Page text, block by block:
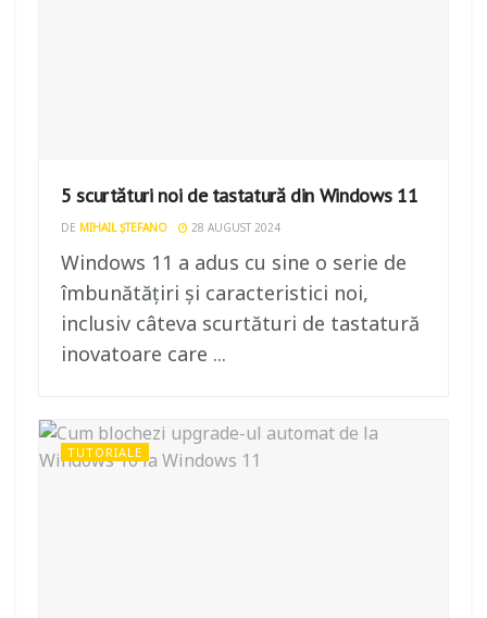
5 scurtături noi de tastatură din Windows 11
DE MIHAIL ȘTEFANO 28 AUGUST 2024
Windows 11 a adus cu sine o serie de
îmbunătățiri și caracteristici noi,
inclusiv câteva scurtături de tastatură
inovatoare care ...
TUTORIALE